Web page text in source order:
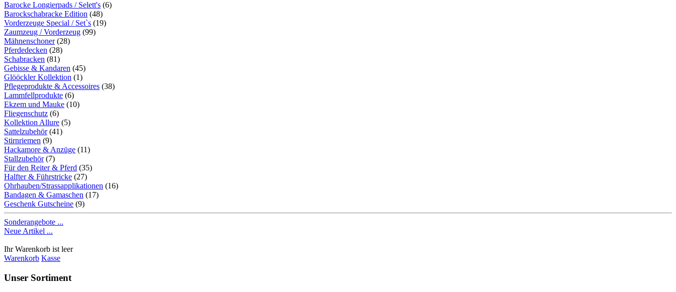
Barocke Longierpads / Selett's (6)
Barockschabracke Edition (48)
Vorderzeuge Special / Set`s (19)
Zaumzeug / Vorderzeug (99)
Mähnenschoner(28)
Pferdedecken (28)
Schabracken (81)
Gebisse & Kandaren (45)
Glööckler Kollektion (1)
Pflegeprodukte & Accessoires (38)
Lammfellprodukte (6)
Ekzem und Mauke (10)
Fliegenschutz (6)
Kollektion Allure (5)
Sattelzubehör(41)
Stirnriemen (9)
Hackamore & Anzüge (11)
Stallzubehör(7)
Für den Reiter & Pferd (35)
Halfter & Führstricke (27)
Ohrhauben/Strassapplikationen (16)
Bandagen & Gamaschen (17)
Geschenk Gutscheine (9)
Sonderangebote ...
Neue Artikel ...
Ihr Warenkorb ist leer
Warenkorb Kasse
Unser Sortiment